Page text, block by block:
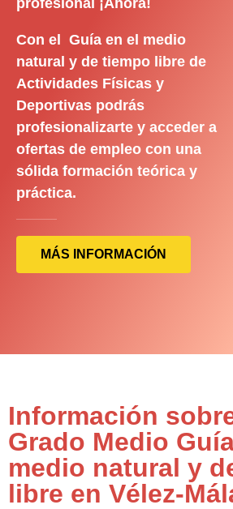
profesional ¡Ahora!
Con el Guía en el medio
natural y de tiempo libre de
Actividades Físicas y
Deportivas podrás
profesionalizarte y acceder a
ofertas de empleo con una
sólida formación teórica y
práctica.
MÁS INFORMACIÓN
Información
Grado Medio
medio natural y
libre en Vélez-